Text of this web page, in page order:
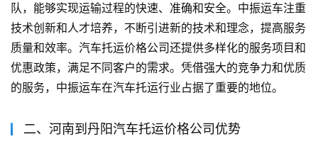
队，能够实现运输过程的快速、准确和安全。中振运车注重
技术创新和人才培养，不断引进新的技术和理念，提高服务
质量和效率。汽车托运价格公司还提供多样化的服务项目和
优惠政策，满足不同客户的需求。凭借强大的竞争力和优质
的服务，中振运车在汽车托运行业占据了重要的地位。
二、河南到丹阳汽车托运价格公司优势